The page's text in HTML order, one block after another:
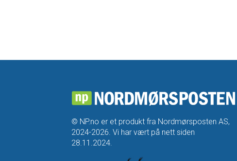
© NP.no er et produkt fra Nordmørsposten AS,
2024-2026. Vi har vært på nett siden
28.11.2024.